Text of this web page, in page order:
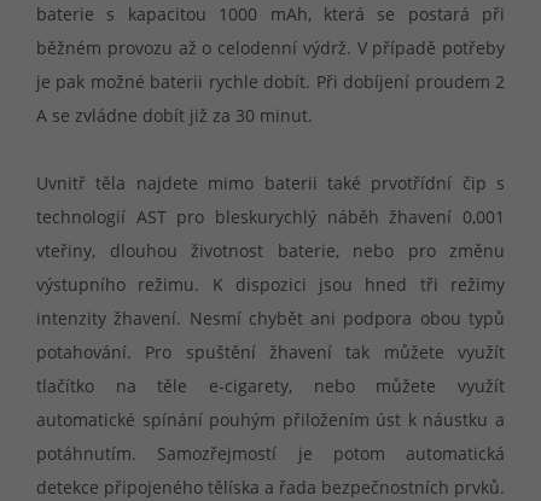
baterie s kapacitou 1000 mAh, která se postará při
běžném provozu až o celodenní výdrž. V případě potřeby
je pak možné baterii rychle dobít. Při dobíjení proudem 2
A se zvládne dobít již za 30 minut.
Uvnitř těla najdete mimo baterii také prvotřídní čip s
technologií AST pro bleskurychlý náběh žhavení 0,001
vteřiny, dlouhou životnost baterie, nebo pro změnu
výstupního režimu. K dispozici jsou hned tři režimy
intenzity žhavení. Nesmí chybět ani podpora obou typů
potahování. Pro spuštění žhavení tak můžete využít
tlačítko na těle e-cigarety, nebo můžete využít
automatické spínání pouhým přiložením úst k náustku a
potáhnutím. Samozřejmostí je potom automatická
detekce připojeného tělíska a řada bezpečnostních prvků.